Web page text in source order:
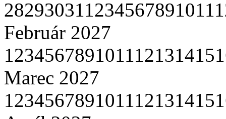
282930311234567891011
Február 2027
123456789101112131415
Marec 2027
123456789101112131415